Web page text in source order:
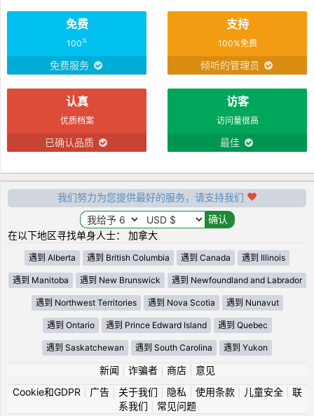
免费
100%
免费服务
支持
100%免费
倾听的管理员
认真
优质档案
已确认品质
访客
访问量很高
最佳
我们努力为您提供最好的服务，请支持我们
在以下地区寻找单身人士： 加拿大
遇到 Alberta 遇到 British Columbia 遇到 Canada 遇到 Illinois
遇到 Manitoba 遇到 New Brunswick 遇到 Newfoundland and Labrador
遇到 Northwest Territories 遇到 Nova Scotia 遇到 Nunavut
遇到 Ontario 遇到 Prince Edward Island 遇到 Quebec
遇到 Saskatchewan 遇到 South Carolina 遇到 Yukon
新闻 诈骗者| 商店| 意见
Cookie和GDPR
广告| 关于我们 隐私 使用条款| 儿童安全| 联
系我们
常见问题